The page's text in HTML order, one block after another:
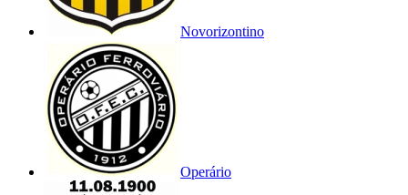
Novorizontino
Operário